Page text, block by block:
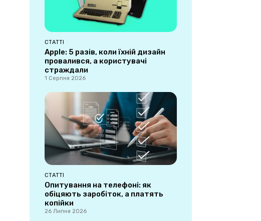
СТАТТІ
Apple: 5 разів, коли їхній дизайн
провалився, а користувачі
страждали
1 Серпня 2026
СТАТТІ
Опитування на телефоні: як
обіцяють заробіток, а платять
копійки
26 Липня 2026